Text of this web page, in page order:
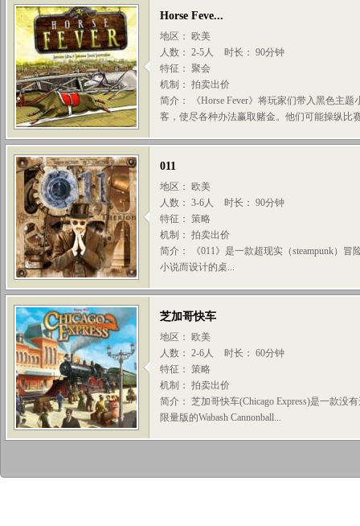
Horse Feve...
地区： 欧美
人数： 2-5人
时长： 90分钟
特征： 聚会
机制： 拍卖出价
简介： 《Horse Fever》将玩家们带入黑色主
客，使尽各种办法赢取赌金。他们可能操纵比
011
地区： 欧美
人数： 3-6人
时长： 90分钟
特征： 策略
机制： 拍卖出价
简介： 《011》是一款超现实（steampunk）冒
小说而设计的桌...
芝加哥快车
地区： 欧美
人数： 2-6人
时长： 60分钟
特征： 策略
机制： 拍卖出价
简介： 芝加哥快车(Chicago Express)是一款没
限量版的Wabash Cannonball...